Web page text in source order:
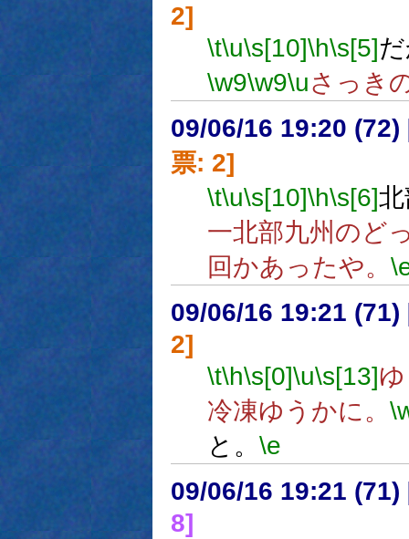
2]
\t\u\s[10]\h\s[5]
\w9\w9\uさっき
09/06/16 19:20 (72)
票: 2]
\t\u\s[10]\h\s[6]
一北部九州のど
回かあったや。
09/06/16 19:21 (71)
2]
\t\h\s[0]\u\s[13]
冷凍ゆうかに。
と。 \e
09/06/16 19:21 (71)
8]